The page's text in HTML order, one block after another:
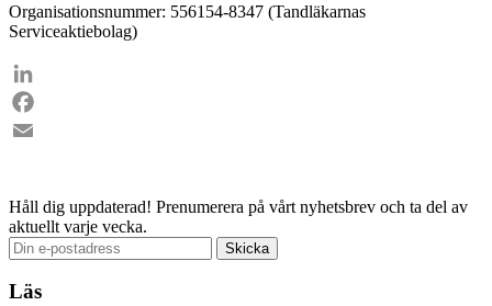
Organisationsnummer: 556154-8347 (Tandläkarnas
Serviceaktiebolag)
LinkedIn
Facebook
Håll dig uppdaterad! Prenumerera på vårt nyhetsbrev och ta del av
aktuellt varje vecka.
Läs